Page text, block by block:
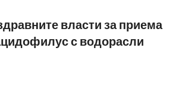
власти за приема
с водорасли